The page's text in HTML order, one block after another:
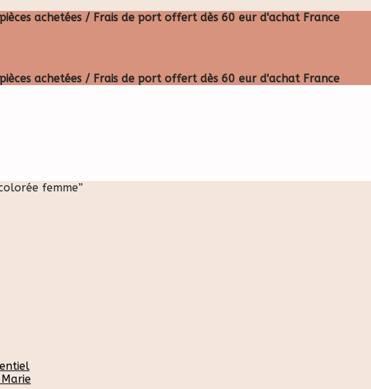
achetées / Frais de port offert dès 60 eur d'achat France
achetées / Frais de port offert dès 60 eur d'achat France
femme”